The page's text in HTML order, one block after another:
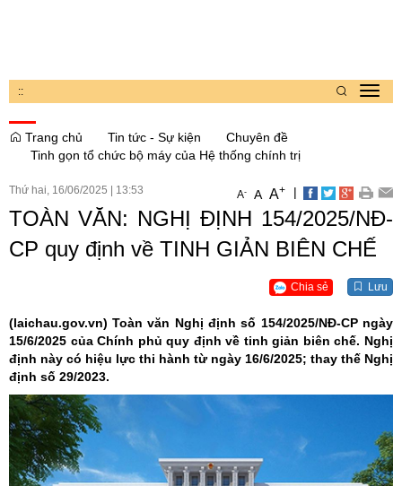
::
Trang chủ
Tin tức - Sự kiện
Chuyên đề
Tinh gọn tổ chức bộ máy của Hệ thống chính trị
Thứ hai, 16/06/2025 13:53 A- A A+ |
TOÀN VĂN: NGHỊ ĐỊNH 154/2025/NĐ-
CP quy định về TINH GIẢN BIÊN CHẾ
Chia sẻ Lưu
(laichau.gov.vn) Toàn văn Nghị định số 154/2025/NĐ-CP ngày
15/6/2025 của Chính phủ quy định về tinh giản biên chế. Nghị
định này có hiệu lực thi hành từ ngày 16/6/2025; thay thế Nghị
định số 29/2023.